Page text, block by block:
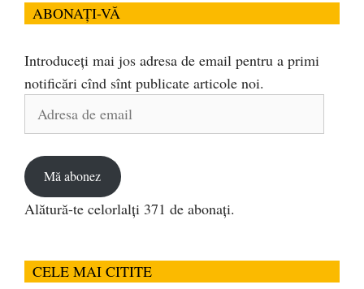
ABONAȚI-VĂ
Introduceți mai jos adresa de email pentru a primi
notificări cînd sînt publicate articole noi.
Mă abonez
Alătură-te celorlalți 371 de abonați.
CELE MAI CITITE